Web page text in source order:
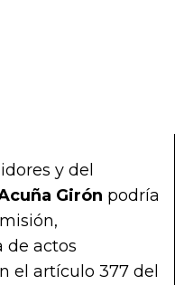
y del
Girón podría
de actos
el artículo 377 del